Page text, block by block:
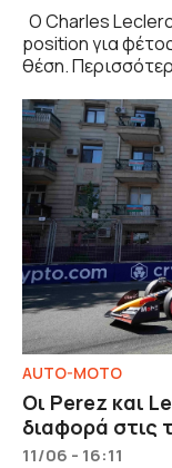
Ο Charles
position για
θέση.
AUTO-MOTO
Οι Perez και
διαφορά στις
11/06 - 16:11